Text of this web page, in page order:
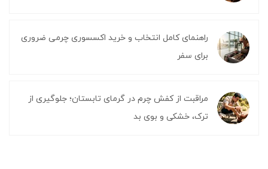
راهنمای کامل انتخاب و خرید اکسسوری چرمی ضروری
برای سفر
مراقبت از کفش چرم در گرمای تابستان؛ جلوگیری از
ترک، خشکی و بوی بد